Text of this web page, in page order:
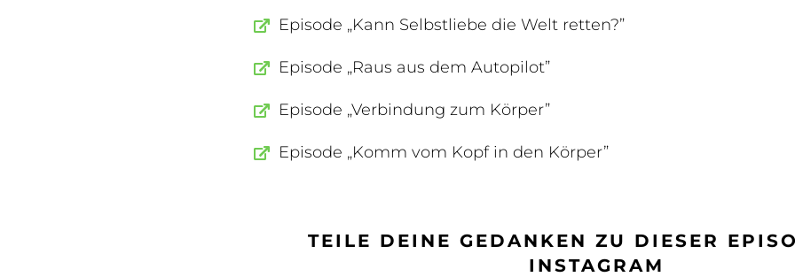
Episode „Kann Selbstliebe die Welt retten?”
Episode „Raus aus dem Autopilot”
Episode „Verbindung zum Körper”
Episode „Komm vom Kopf in den Körper”
TEILE DEINE GEDANKEN ZU DIESER
INSTAGRAM